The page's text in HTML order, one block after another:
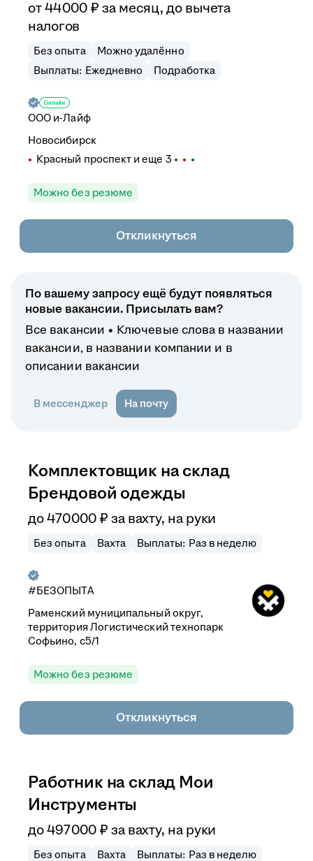
от44 000 ₽ за месяц,до вычета
налогов
Без опыта
Можно удалённо
Выплаты: Ежедневно
Подработка
ООО и-Лайф
Новосибирск
Красный проспект и еще 3
Можно без резюме
Откликнуться
По вашему запросу ещё будут появляться
новые вакансии. Присылать вам?
Все вакансии
Ключевые слова в названии
вакансии, в названии компании и в
описании вакансии
В мессенджер На почту
Комплектовщик на склад
Брендовой одежды
до470 000 ₽ за вахту, на руки
Без опыта Вахта Выплаты: Раз в неделю
#БЕЗОПЫТА
Раменский муниципальный округ,
территория Логистический технопарк
Софьино, с5/1
Можно без резюме
Откликнуться
Работник на склад Мои
Инструменты
до497 000 ₽ за вахту, на руки
Без опыта Вахта Выплаты: Раз в неделю